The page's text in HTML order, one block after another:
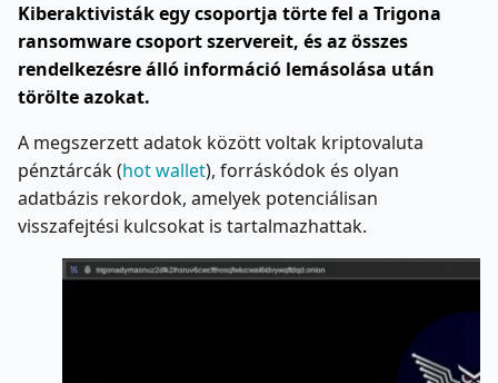
Kiberaktivisták egy csoportja törte fel a Trigona
ransomware csoport szervereit, és az összes
rendelkezésre álló információ lemásolása után
törölteazokat.
A megszerzett adatok között voltak kriptovaluta
pénztárcák (hot wallet), forráskódok és olyan
adatbázis rekordok, amelyek potenciálisan
visszafejtési kulcsokat is tartalmazhattak.